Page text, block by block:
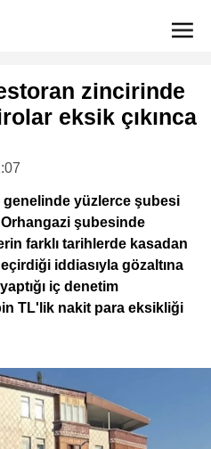
zincirinde
eksik çıkınca
yüzlerce şubesi
şubesinde
farklı tarihlerde kasadan
iddiasıyla gözaltına
iç denetim
TL'lik nakit para eksikliği